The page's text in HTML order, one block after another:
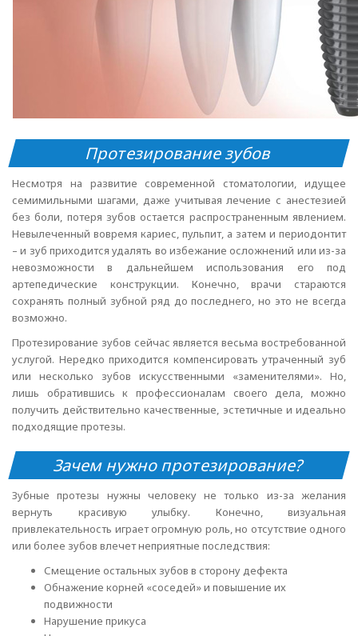
Протезирование зубов
Несмотря на развитие современной стоматологии, идущее
семимильными шагами, даже учитывая лечение с анестезией
без боли, потеря зубов остается распространенным явлением.
Невылеченный вовремя кариес, пульпит, а затем и периодонтит
– и зуб приходится удалять во избежание осложнений или из-за
невозможности в дальнейшем использования его под
артепедические конструкции. Конечно, врачи стараются
сохранять полный зубной ряд до последнего, но это не всегда
возможно.
Протезирование зубов сейчас является весьма востребованной
услугой. Нередко приходится компенсировать утраченный зуб
или несколько зубов искусственными «заменителями». Но,
лишь обратившись к профессионалам своего дела, можно
получить действительно качественные, эстетичные и идеально
подходящие протезы.
Зачем нужно протезирование?
Зубные протезы нужны человеку не только из-за желания
вернуть красивую улыбку. Конечно, визуальная
привлекательность играет огромную роль, но отсутствие одного
или более зубов влечет неприятные последствия:
Смещение остальных зубов в сторону дефекта
Обнажение корней «соседей» и повышение их
подвижности
Нарушение прикуса